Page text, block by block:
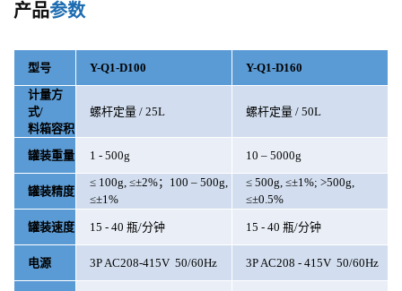
产品参数
型号 Y-Q1-D100
Y-Q1-D160
计量方
式/
料箱容积
螺杆定量 / 25L 螺杆定量 / 50L
罐装重量 1 - 500g 10 – 5000g
罐装精度
≤ 100g, ≤±2%； 100 – 500g,
≤±1%
≤ 500g, ≤±1%; >500g,
≤±0.5%
罐装速度 15 - 40 瓶/分钟 15 - 40 瓶/分钟
电源 3P AC208-415V 50/60Hz 3P AC208 - 415V 50/60Hz